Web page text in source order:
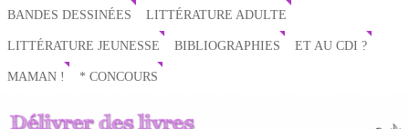
BANDES DESSINÉES LITTÉRATURE ADULTE
LITTÉRATURE JEUNESSE BIBLIOGRAPHIES ET AU CDI ?
MAMAN ! * CONCOURS